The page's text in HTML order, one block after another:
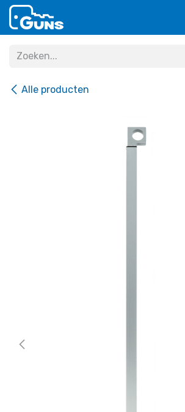
Overslaan naar inhoud
Alle producten